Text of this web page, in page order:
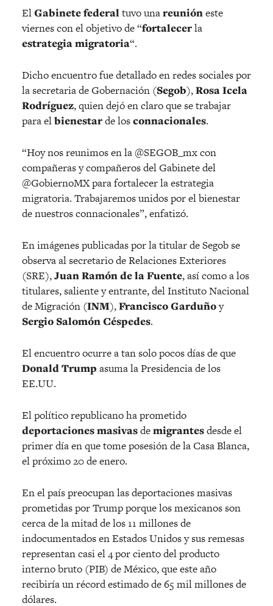
ElGabinetefederal tuvo unareunióneste
viernes con el objetivo de “fortalecerla
estrategia migratoria“.
Dicho encuentro fue detallado en redes sociales por
la secretaria de Gobernación (Segob),Rosa Icela
Rodríguez, quien dejó en claro que se trabajar
para elbienestarde losconnacionales.
“Hoy nos reunimos en la @SEGOB_mx con
compañeras y compañeros del Gabinete del
@GobiernoMX para fortalecer la estrategia
migratoria. Trabajaremos unidos por el bienestar
de nuestros connacionales”, enfatizó.
En imágenes publicadas por la titular de Segob se
observa al secretario de Relaciones Exteriores
(SRE),Juan Ramón de la Fuente, así como a los
titulares, saliente y entrante, del Instituto Nacional
de Migración (INM),Francisco Garduñoy
Sergio Salomón Céspedes.
El encuentro ocurre a tan solo pocos días de que
Donald Trump asuma la Presidencia de los
EE.UU.
El político republicano ha prometido
deportaciones masivasdemigrantesdesde el
primer día en que tome posesión de la Casa Blanca,
el próximo 20 de enero.
En el país preocupan las deportaciones masivas
prometidas por Trump porque los mexicanos son
cerca de la mitad de los 11 millones de
indocumentados en Estados Unidos y sus remesas
representan casi el 4 por ciento del producto
interno bruto (PIB) de México, que este año
recibiría un récord estimado de 65 mil millones de
dólares.